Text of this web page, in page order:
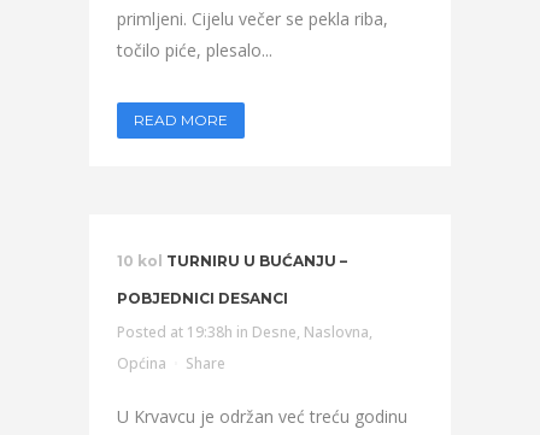
primljeni. Cijelu večer se pekla riba,
točilo piće, plesalo...
READ MORE
10 kol TURNIRU U BUĆANJU –
POBJEDNICI DESANCI
Posted at 19:38h in Desne, Naslovna,
Općina
Share
U Krvavcu je održan već treću godinu